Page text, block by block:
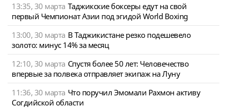
13:35, 30 марта Таджикские боксеры едут на свой
первый Чемпионат Азии под эгидой World Boxing
13:00, 30 марта В Таджикистане резко подешевело
золото: минус 14% за месяц
12:10, 30 марта Спустя более 50 лет: Человечество
впервые за полвека отправляет экипаж на Луну
11:36, 30 марта Что поручил Эмомали Рахмон активу
Согдийской области